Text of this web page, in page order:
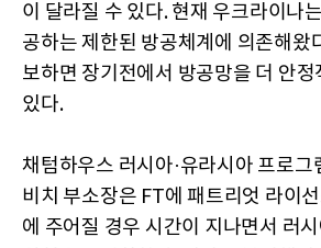
이 달라질 수 있다. 현재 우크라이나
공하는 제한된 방공체계에 의존해왔
보하면 장기전에서 방공망을 더 안
있다.
채텀하우스 러시아·유라시아 프로그
비치 부소장은 FT에 패트리엇 라이
에 주어질 경우 시간이 지나면서 러